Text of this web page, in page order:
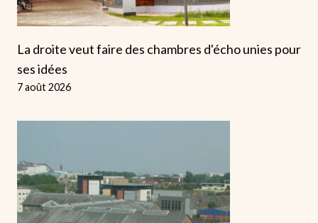
La droite veut faire des chambres d'écho unies pour
ses idées
7 août 2026